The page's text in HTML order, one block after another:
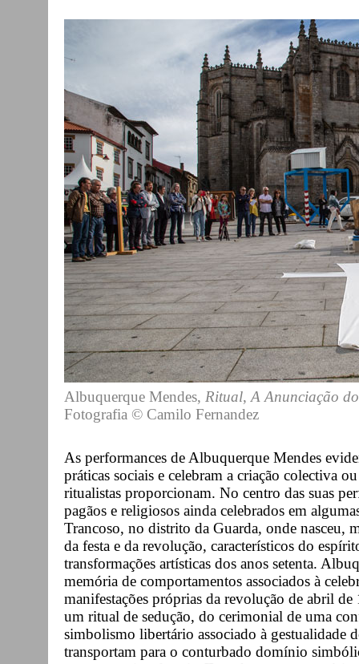
Albuquerque Mendes, Ritual, A Anunciação
Fotografia © Camilo Fernandez
As performances de Albuquerque Mendes
práticas sociais e celebram a criação colectiva
ritualistas proporcionam. No centro das suas
pagãos e religiosos ainda celebrados em
Trancoso, no distrito da Guarda, onde nasceu,
da festa e da revolução, característicos do
transformações artísticas dos anos setenta.
memória de comportamentos associados à
manifestações próprias da revolução de abril
um ritual de sedução, do cerimonial de uma
simbolismo libertário associado à gestualidade
transportam para o conturbado domínio